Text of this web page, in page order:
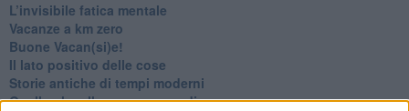
L’invisibile fatica mentale
Vacanze a km zero
​Buone Vacan(si)e!
​Il lato positivo delle cose
​Storie antiche di tempi moderni
​Quello che alle mamme non dicono